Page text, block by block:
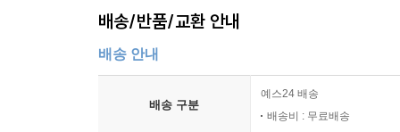
배송/반품/교환 안내
배송 안내
배송 구분
예스24 배송
배송비 : 무료배송